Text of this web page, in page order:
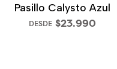
Pasillo Calysto Azul
DESDE $23.990